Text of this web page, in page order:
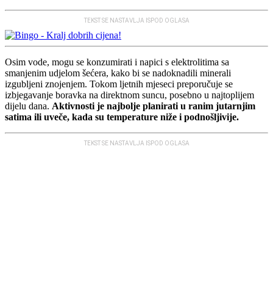
TEKST SE NASTAVLJA ISPOD OGLASA
Osim vode, mogu se konzumirati i napici s elektrolitima sa
smanjenim ud‌jelom šećera, kako bi se nadoknadili minerali
izgubljeni znojenjem. Tokom ljetnih mjeseci preporučuje se
izbjegavanje boravka na direktnom suncu, posebno u najtoplijem
dijelu dana. Aktivnosti je najbolje planirati u ranim jutarnjim
satima ili uveče, kada su temperature niže i podnošljivije.
TEKST SE NASTAVLJA ISPOD OGLASA